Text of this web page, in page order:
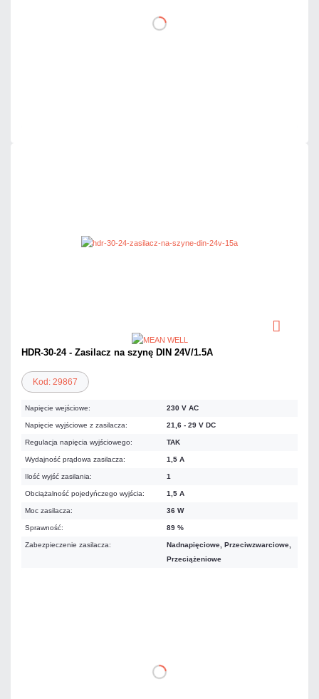
DO KOSZYKA
HDR-30-24 - Zasilacz na szynę DIN 24V/1.5A
Kod: 29867
Napięcie wejściowe: 230 V AC
Napięcie wyjściowe z zasilacza: 21,6 - 29 V DC
Regulacja napięcia wyjściowego: TAK
Wydajność prądowa zasilacza: 1,5 A
Ilość wyjść zasilania: 1
Obciążalność pojedyńczego wyjścia: 1,5 A
Moc zasilacza: 36 W
Sprawność: 89 %
Zabezpieczenie zasilacza:
Nadnapięciowe, Przeciwzwarciowe,
Przeciążeniowe
DO KOSZYKA